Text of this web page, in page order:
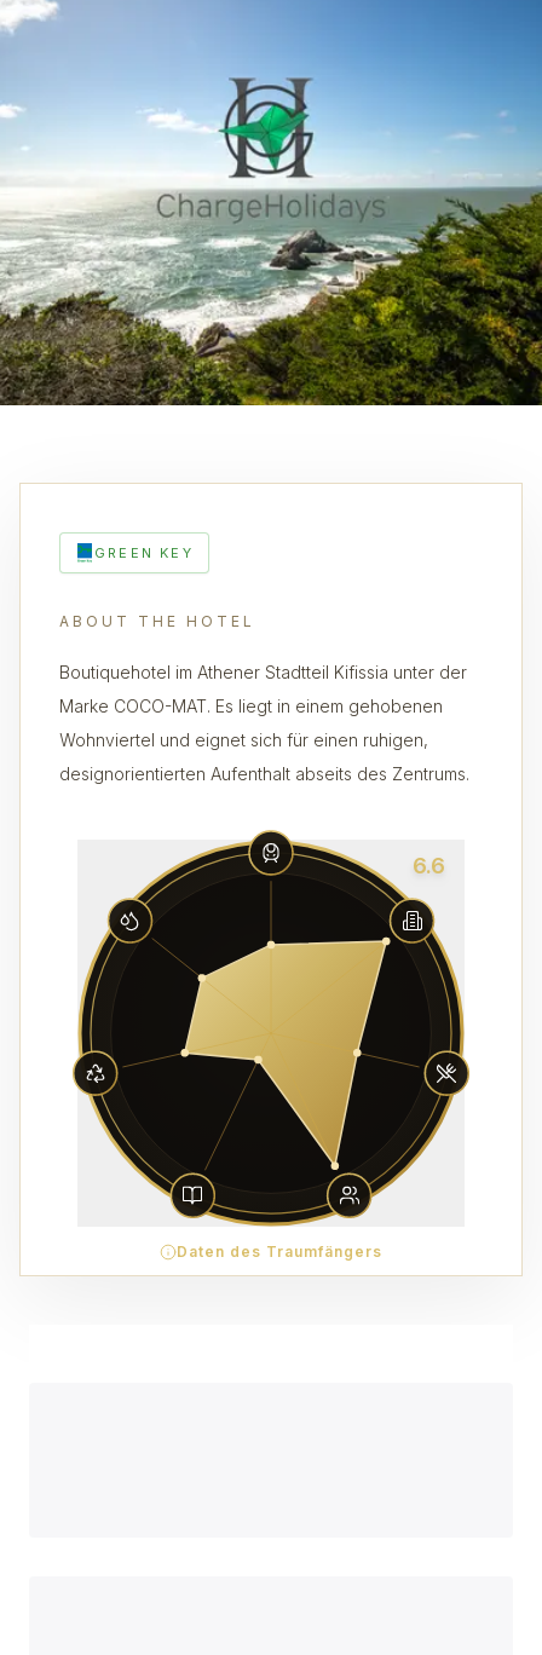
GREEN KEY
ABOUT THE HOTEL
Boutiquehotel im Athener Stadtteil Kifissia unter der
Marke COCO-MAT. Es liegt in einem gehobenen
Wohnviertel und eignet sich für einen ruhigen,
designorientierten Aufenthalt abseits des Zentrums.
6.6
Daten des Traumfängers